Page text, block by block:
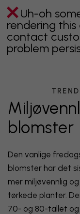
Uh-oh
rendering
contact
problem
blomster
Den vanlige
blomster har det
mer miljøvennlig
tørkede planter.
70- og 80-tallet og